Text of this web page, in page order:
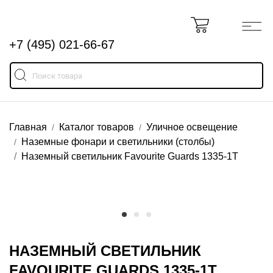
+7 (495) 021-66-67
Главная Каталог товаров
Уличное освещение
Наземные фонари и светильники (столбы)
Наземный светильник Favourite Guards 1335-1T
НАЗЕМНЫЙ СВЕТИЛЬНИК